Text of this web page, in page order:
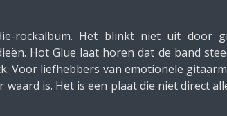
rockalbum. Het blinkt niet uit door
Hot Glue laat horen dat de band
Voor liefhebbers van emotionele
is. Het is een plaat die niet direct